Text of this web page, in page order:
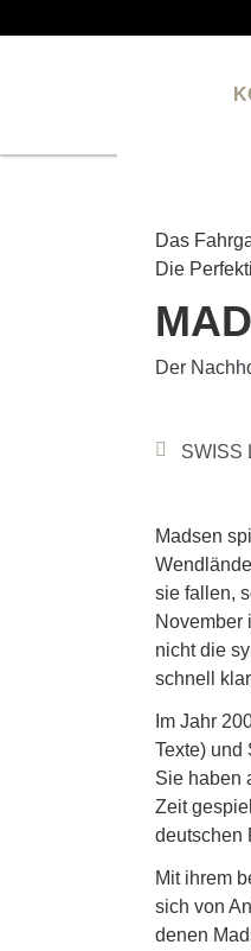
Das
Die
Der
SWISS
Madsen
sie fallen,
November
nicht die
schnell
Im Jahr
Texte) und
Sie haben
Zeit
deutschen
Mit ihrem
sich von
denen